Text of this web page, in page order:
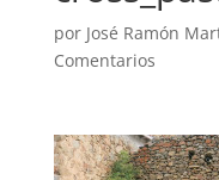
por José Ramón
Comentarios